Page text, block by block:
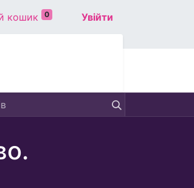
кошик 0 Увійти